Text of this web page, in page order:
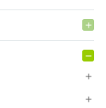
add
remove
add
add